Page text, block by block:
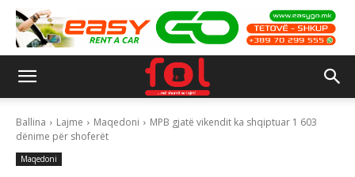
Ballina Lajme Maqedoni
MPB gjatë vikendit ka shqiptuar 1 603
dënime për shoferët
Maqedoni